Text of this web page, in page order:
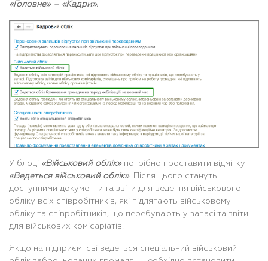
«Головне» – «Кадри».
У блоці «Військовий облік» потрібно проставити відмітку
«Ведеться військовий облік». Після цього стануть
доступними документи та звіти для ведення військового
обліку всіх співробітників, які підлягають військовому
обліку та співробітників, що перебувають у запасі та звіти
для військових комісаріатів.
Якщо на підприємтсві ведеться спеціальний військовий